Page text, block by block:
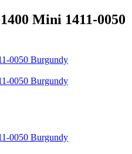
Mini 1411-0050